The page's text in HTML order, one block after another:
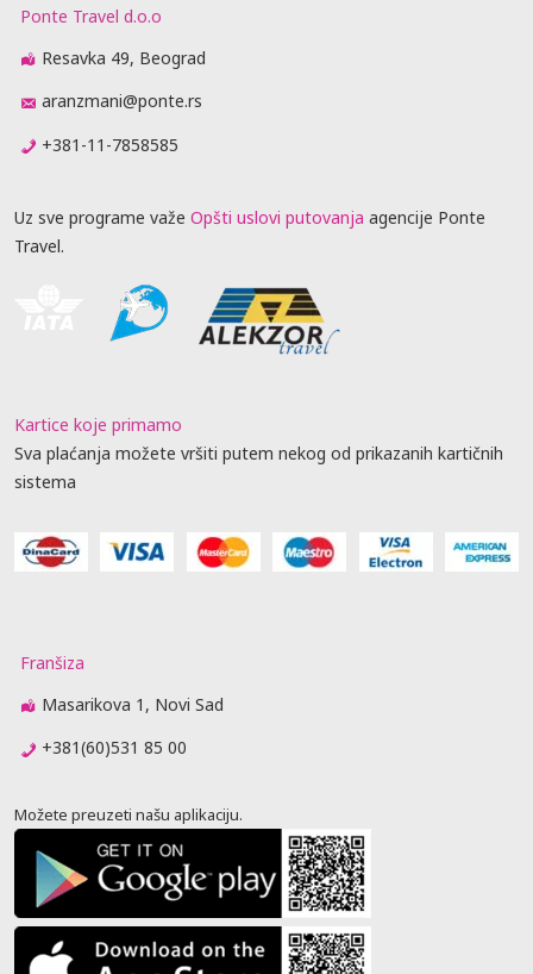
Ponte Travel d.o.o
Resavka 49, Beograd
aranzmani@ponte.rs
+381-11-7858585
Uz sve programe važe Opšti uslovi putovanja agencije Ponte
Travel.
Kartice koje primamo
Sva plaćanja možete vršiti putem nekog od prikazanih kartičnih
sistema
Franšiza
Masarikova 1, Novi Sad
+381(60)531 85 00
Možete preuzeti našu aplikaciju.